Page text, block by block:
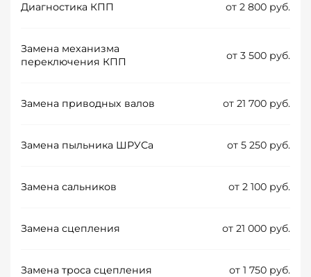
Диагностика КПП от 2 800 руб.
Замена механизма
переключения КПП
от 3 500 руб.
Замена приводных валов от 21 700 руб.
Замена пыльника ШРУСа от 5 250 руб.
Замена сальников от 2 100 руб.
Замена сцепления от 21 000 руб.
Замена троса сцепления от 1 750 руб.